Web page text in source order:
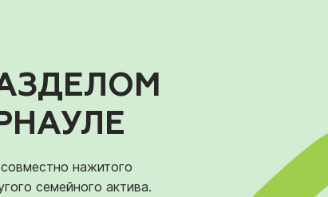
нажитого
семейного актива.